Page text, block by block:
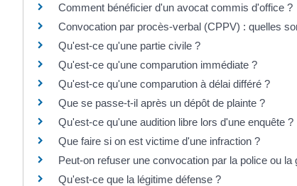
Comment bénéficier d'un avocat commis d'office ?
Convocation par procès-verbal (CPPV) : quelles
Qu'est-ce qu'une partie civile ?
Qu'est-ce qu'une comparution immédiate ?
Qu'est-ce qu'une comparution à délai différé ?
Que se passe-t-il après un dépôt de plainte ?
Qu'est-ce qu'une audition libre lors d'une enquête ?
Que faire si on est victime d'une infraction ?
Peut-on refuser une convocation par la police ou la
Qu'est-ce que la légitime défense ?